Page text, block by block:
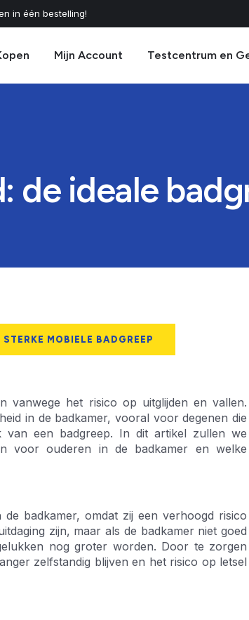
in één bestelling!
Mijn Account Testcentrum en
de ideale
MOBIELE BADGREEP
vanwege het risico op uitglijden en vallen.
in de badkamer, vooral voor degenen die
van een badgreep. In dit artikel zullen we
voor ouderen in de badkamer en welke
badkamer, omdat zij een verhoogd risico
zijn, maar als de badkamer niet goed
nog groter worden. Door te zorgen
zelfstandig blijven en het risico op letsel